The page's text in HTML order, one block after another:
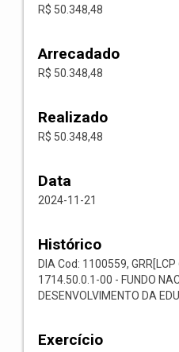
R$ 50.348,48
Arrecadado
R$ 50.348,48
Realizado
R$ 50.348,48
Data
2024-11-21
Histórico
DIA Cod: 1100559,
1714.50.0.1-00 - FUNDO
DESENVOLVIMENTO DA
Exercício